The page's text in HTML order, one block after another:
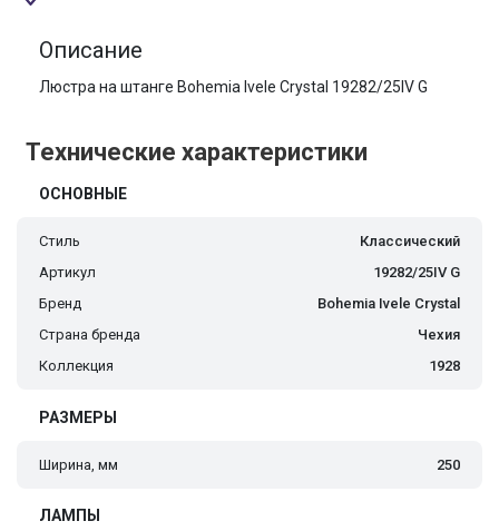
Описание
Люстра на штанге Bohemia Ivele Crystal 19282/25IV G
Технические характеристики
ОСНОВНЫЕ
Стиль
Классический
Артикул
19282/25IV G
Бренд
Bohemia Ivele Crystal
Страна бренда
Чехия
Коллекция
1928
РАЗМЕРЫ
Ширина, мм 250
ЛАМПЫ